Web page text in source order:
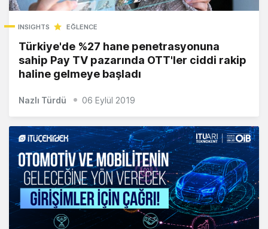
INSIGHTS EĞLENCE
Türkiye'de %27 hane penetrasyonuna
sahip Pay TV pazarında OTT'ler ciddi rakip
haline gelmeye başladı
Nazlı Türdü 06 Eylül 2019